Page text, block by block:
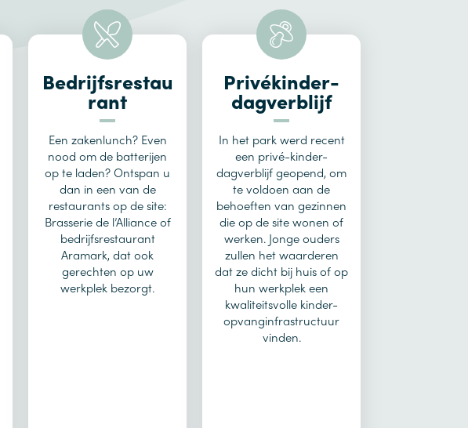
Bedrijfsrestau
rant
Een zakenlunch? Even
nood om de batterijen
op te laden? Ontspan u
dan in een van de
restaurants op de site:
Brasserie de l’Alliance of
bedrijfsrestaurant
Aramark, dat ook
gerechten op uw
werkplek bezorgt.
Privékinder-
dagverblijf
In het park werd recent
een privé-kinder-
dagverblijf geopend, om
te voldoen aan de
behoeften van gezinnen
die op de site wonen of
werken. Jonge ouders
zullen het waarderen
dat ze dicht bij huis of op
hun werkplek een
kwaliteitsvolle kinder-
opvanginfrastructuur
vinden.